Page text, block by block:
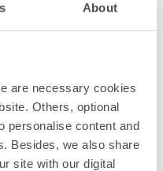
About
are necessary cookies
Others, optional
personalise content and
Besides, we also share
site with our digital